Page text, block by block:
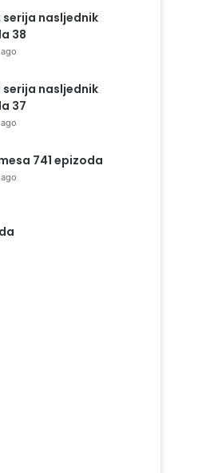
serija nasljednik
38
serija nasljednik
37
741 epizoda